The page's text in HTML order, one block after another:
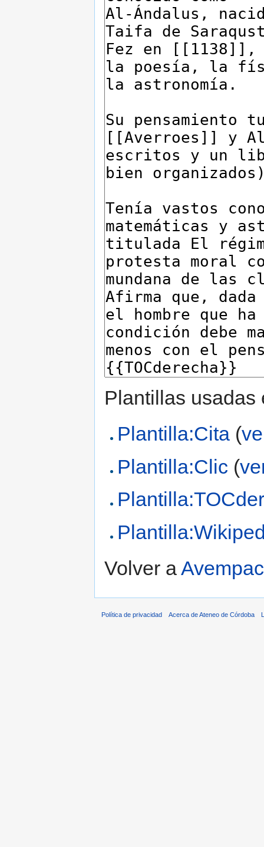
Plantillas usadas
Plantilla:Cita (
Plantilla:Clic (
Volver a
Política de privacidad Acerca de Ateneo de Córdoba